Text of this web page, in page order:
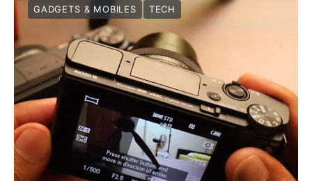
GADGETS & MOBILES TECH